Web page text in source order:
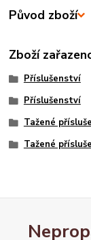
Původ zboží
Zboží
Příslušenství
Příslušenství
Tažené
Tažené